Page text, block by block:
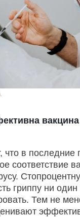
что в последние
соответствие
гриппу ни
Тем не